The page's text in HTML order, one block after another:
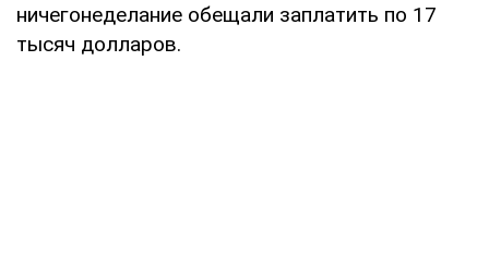
ничегонеделание обещали заплатить по 17
тысяч долларов.